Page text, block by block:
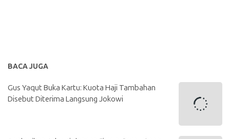
BACA JUGA
Gus Yaqut Buka Kartu: Kuota Haji Tambahan
Disebut Diterima Langsung Jokowi